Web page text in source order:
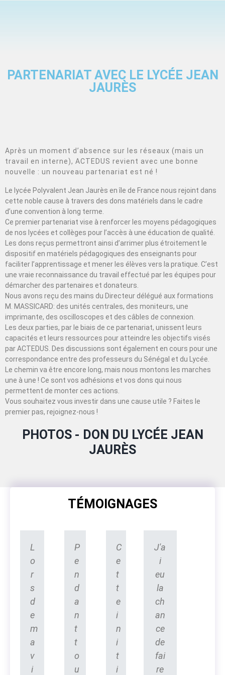
PARTENARIAT AVEC LE LYCÉE JEAN
JAURÈS
Après un moment d’absence sur les réseaux (mais un
travail en interne), ACTEDUS revient avec une bonne
nouvelle : un nouveau partenariat est né !
Le lycée Polyvalent Jean Jaurès en île de France nous rejoint dans
cette noble cause à travers des dons matériels dans le cadre
d’une convention à long terme.
Ce premier partenariat vise à renforcer les moyens pédagogiques
de nos lycées et collèges pour l’accès à une éducation de qualité.
Les dons reçus permettront ainsi d’arrimer plus étroitement le
dispositif en matériels pédagogiques des enseignants pour
faciliter l’apprentissage et mener les élèves vers la pratique. C’est
une vraie reconnaissance du travail effectué par les équipes pour
démarcher des partenaires et donateurs.
Nous avons reçu des mains du Directeur délégué aux formations
M. MASSICARD: des unités centrales, des moniteurs, une
imprimante, des oscilloscopes et des câbles de connexion.
Les deux parties, par le biais de ce partenariat, unissent leurs
capacités et leurs ressources pour atteindre les objectifs visés
par ACTEDUS. Des discussions sont également en cours pour une
correspondance entre des professeurs du Sénégal et du Lycée.
Le chemin va être encore long, mais nous montons les marches
une à une ! Ce sont vos adhésions et vos dons qui nous
permettent de monter ces actions.
Vous souhaitez vous investir dans une cause utile ? Faites le
premier pas, rejoignez-nous !
PHOTOS - DON DU LYCÉE JEAN
JAURÈS
TÉMOIGNAGES
L
o
r
s
d
e
m
a
v
i
P
e
n
d
a
n
t
t
o
u
C
e
t
t
e
i
n
i
t
i
J'a
i
eu
la
ch
an
ce
de
fai
re